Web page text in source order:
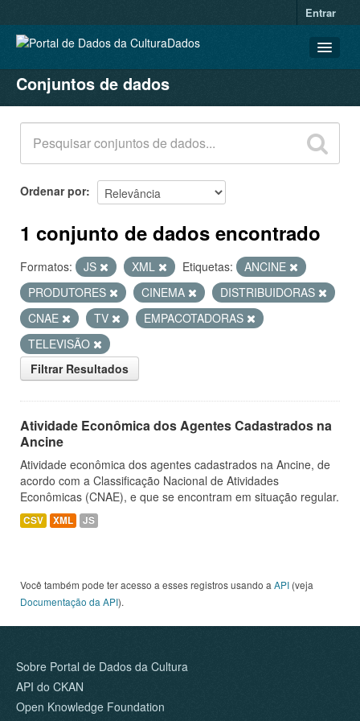
Entrar
CONJUNTOS DE DADOS
ORGANIZAÇÕES
GRUPOS
SOBRE
Conjuntos de dados
Ordenar por
1 conjunto de dados encontrado
Formatos: JS XML Etiquetas:
ANCINE
PRODUTORES
CINEMA
DISTRIBUIDORAS
CNAE
TV
EMPACOTADORAS
TELEVISÃO
Filtrar Resultados
Atividade Econômica dos Agentes Cadastrados na
Ancine
Atividade econômica dos agentes cadastrados na Ancine, de
acordo com a Classificação Nacional de Atividades
Econômicas (CNAE), e que se encontram em situação regular.
CSV XML JS
Você também pode ter acesso a esses registros usando a API (veja
Documentação da API).
Sobre Portal de Dados da Cultura
API do CKAN
Open Knowledge Foundation